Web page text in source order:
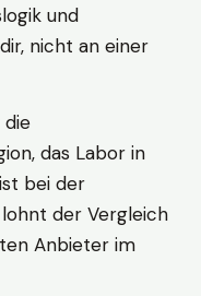
und
nicht an einer
die
das Labor in
bei der
der Vergleich
Anbieter im